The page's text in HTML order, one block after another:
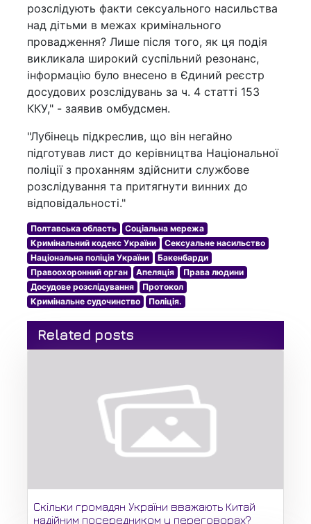
розслідують факти сексуального насильства
над дітьми в межах кримінального
провадження? Лише після того, як ця подія
викликала широкий суспільний резонанс,
інформацію було внесено в Єдиний реєстр
досудових розслідувань за ч. 4 статті 153
ККУ," - заявив омбудсмен.
"Лубінець підкреслив, що він негайно
підготував лист до керівництва Національної
поліції з проханням здійснити службове
розслідування та притягнути винних до
відповідальності."
Полтавська область
Соціальна мережа
Кримінальний кодекс України
Сексуальне насильство
Національна поліція України
Бакенбарди
Правоохоронний орган
Апеляція
Права людини
Досудове розслідування
Протокол
Кримінальне судочинство
Поліція.
Related posts
Скільки громадян України вважають Китай
надійним посередником у переговорах?